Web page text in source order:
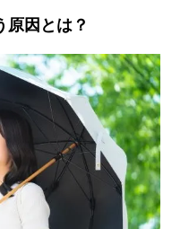
原因とは？